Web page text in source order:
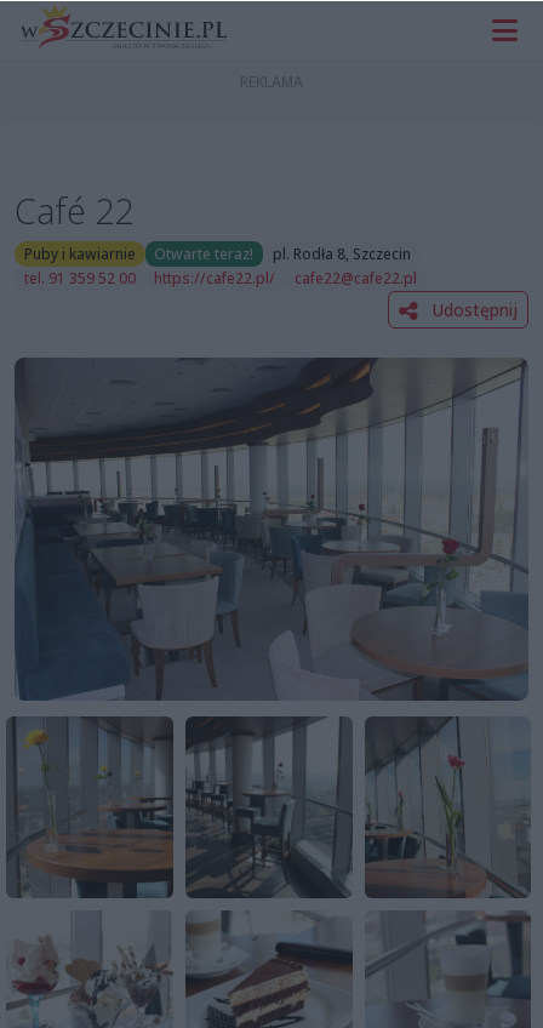
Café 22
Puby i kawiarnie Otwarte teraz!
pl. Rodła 8, Szczecin
tel. 91 359 52 00
https://cafe22.pl/ cafe22@cafe22.pl
Udostępnij